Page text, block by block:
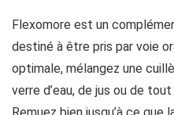
Flexomore est un
destiné à être pris par voie
optimale, mélangez une
verre d’eau, de jus ou de